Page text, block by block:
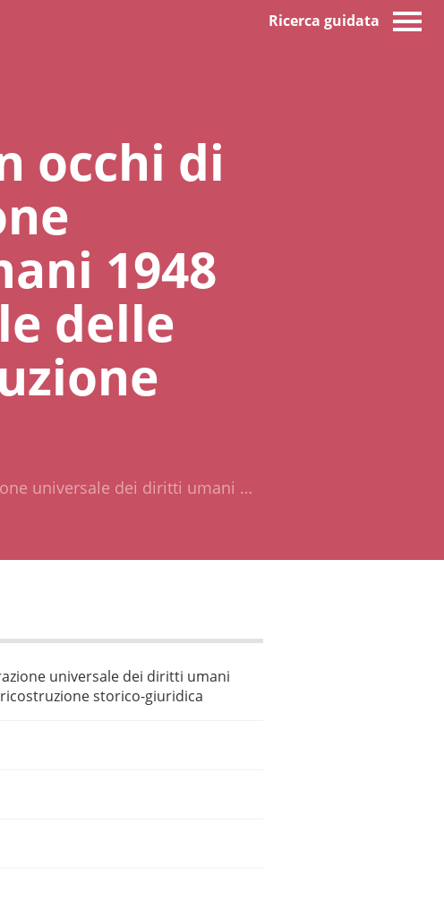
Ricerca guidata
occhi di
1948
delle
universale dei diritti umani …
universale dei diritti umani
storico-giuridica